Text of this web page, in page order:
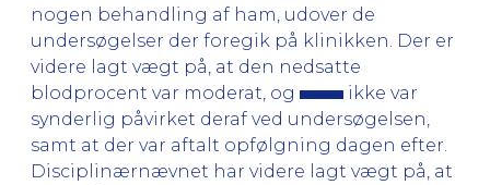
nogen behandling af ham, udover de
undersøgelser der foregik på klinikken. Der er
videre lagt vægt på, at den nedsatte
blodprocent var moderat, og
ikke var
synderlig påvirket deraf ved undersøgelsen,
samt at der var aftalt opfølgning dagen efter.
Disciplinærnævnet har videre lagt vægt på, at